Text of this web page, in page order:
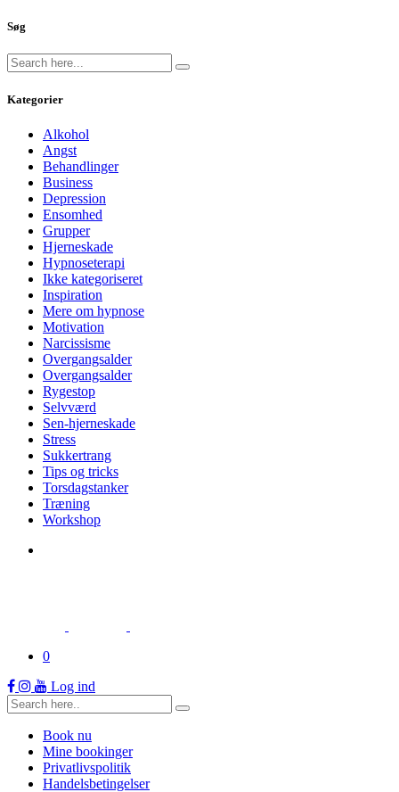
Søg
Kategorier
Alkohol
Angst
Behandlinger
Business
Depression
Ensomhed
Grupper
Hjerneskade
Hypnoseterapi
Ikke kategoriseret
Inspiration
Mere om hypnose
Motivation
Narcissisme
Overgangsalder
Overgangsalder
Rygestop
Selvværd
Sen-hjerneskade
Stress
Sukkertrang
Tips og tricks
Torsdagstanker
Træning
Workshop
0
Log ind
Book nu
Mine bookinger
Privatlivspolitik
Handelsbetingelser